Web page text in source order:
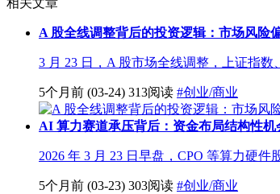
相关文章
A 股全线调整背后的投资逻辑：市场风险
3 月 23 日，A 股市场全线调整，上证指
5个月前 (03-24) 313阅读 #创业/商业
AI 算力赛道承压背后：资金布局结构性
2026 年 3 月 23 日早盘，CPO 等算力硬
5个月前 (03-23) 303阅读 #创业/商业